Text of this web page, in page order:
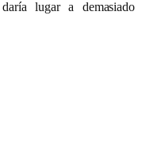
lugar a demasiado